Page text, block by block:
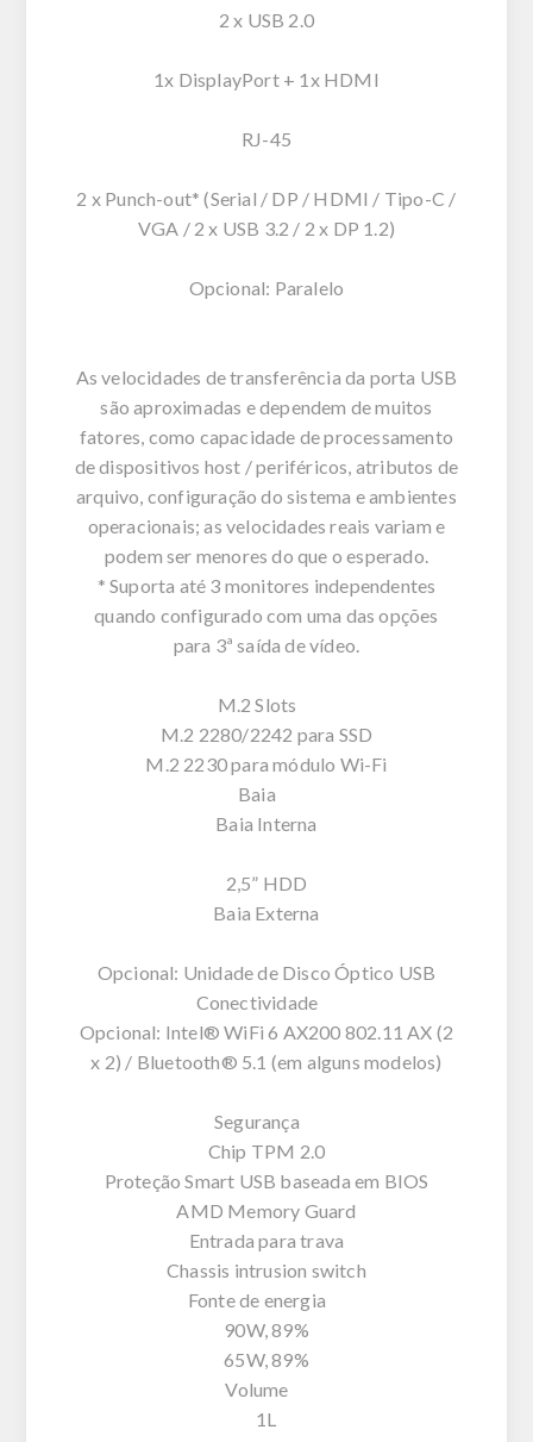
2 x USB 2.0
1x DisplayPort + 1x HDMI
RJ-45
2 x Punch-out* (Serial / DP / HDMI / Tipo-C /
VGA / 2 x USB 3.2 / 2 x DP 1.2)
Opcional: Paralelo
As velocidades de transferência da porta USB
são aproximadas e dependem de muitos
fatores, como capacidade de processamento
de dispositivos host / periféricos, atributos de
arquivo, configuração do sistema e ambientes
operacionais; as velocidades reais variam e
podem ser menores do que o esperado.
* Suporta até 3 monitores independentes
quando configurado com uma das opções
para 3ª saída de vídeo.
M.2 Slots
M.2 2280/2242 para SSD
M.2 2230 para módulo Wi-Fi
Baia
Baia Interna
2,5” HDD
Baia Externa
Opcional: Unidade de Disco Óptico USB
Conectividade
Opcional: Intel® WiFi 6 AX200 802.11 AX (2
x 2) / Bluetooth® 5.1 (em alguns modelos)
Segurança
Chip TPM 2.0
Proteção Smart USB baseada em BIOS
AMD Memory Guard
Entrada para trava
Chassis intrusion switch
Fonte de energia
90W, 89%
65W, 89%
Volume
1L